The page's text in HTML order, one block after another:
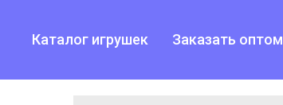
Каталог игрушек Заказать оптом